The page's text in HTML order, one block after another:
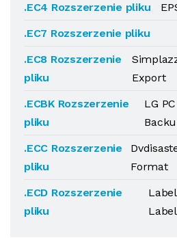
.EC4 Rozszerzenie pliku
.EC7 Rozszerzenie pliku
.EC8 Rozszerzenie
pliku
Export
.ECBK Rozszerzenie
pliku
LG
.ECC Rozszerzenie
pliku
Format
.ECD Rozszerzenie
pliku
Label